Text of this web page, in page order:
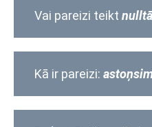
Vai pareizi teikt
Kā ir pareizi: